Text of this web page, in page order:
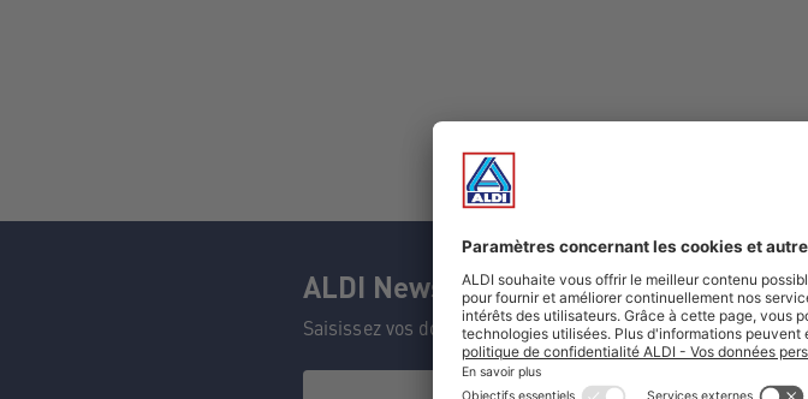
ALDI Newsletter
Saisissez vos données et ne manquez aucune de nos offres.